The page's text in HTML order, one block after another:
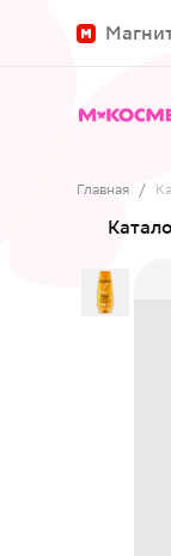
Главная /